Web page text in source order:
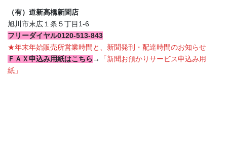
（有）道新高橋新聞店
旭川市末広１条５丁目1-6
フリーダイヤル0120-513-843
★年末年始販売所営業時間と、新聞発刊・配達時間のお知らせ
ＦＡＸ申込み用紙はこちら→
「新聞お預かりサービス申込み用
紙」